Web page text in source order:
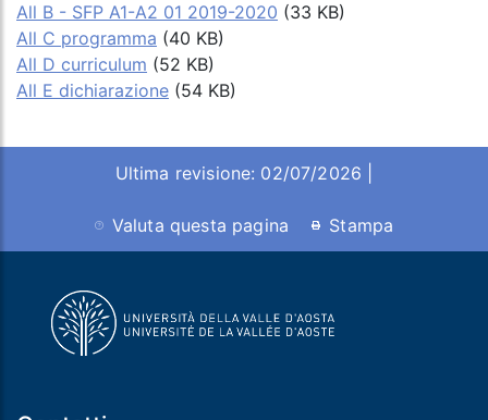
All B - SFP A1-A2 01 2019-2020 (33 KB)
All C programma (40 KB)
All D curriculum (52 KB)
All E dichiarazione (54 KB)
Ultima revisione: 02/07/2026 |
Valuta questa pagina Stampa